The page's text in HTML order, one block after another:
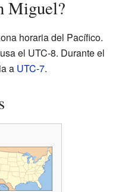
Miguel?
horaria del Pacífico.
el UTC-8. Durante el
a UTC-7.